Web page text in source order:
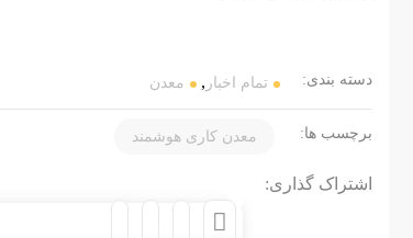
دسته بندی: تمام اخبار , معدن
برچسب ها: معدن کاری هوشمند
اشتراک گذاری: